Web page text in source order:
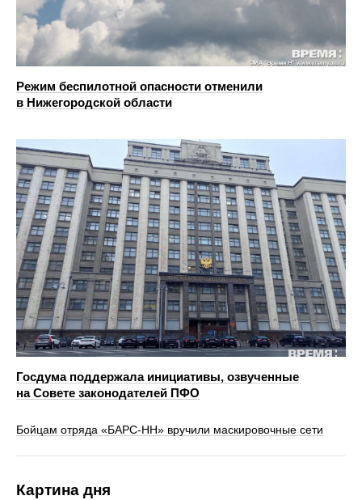
Режим беспилотной опасности отменили
в Нижегородской области
Госдума поддержала инициативы, озвученные
на Совете законодателей ПФО
Бойцам отряда «БАРС-НН» вручили маскировочные сети
Картина дня